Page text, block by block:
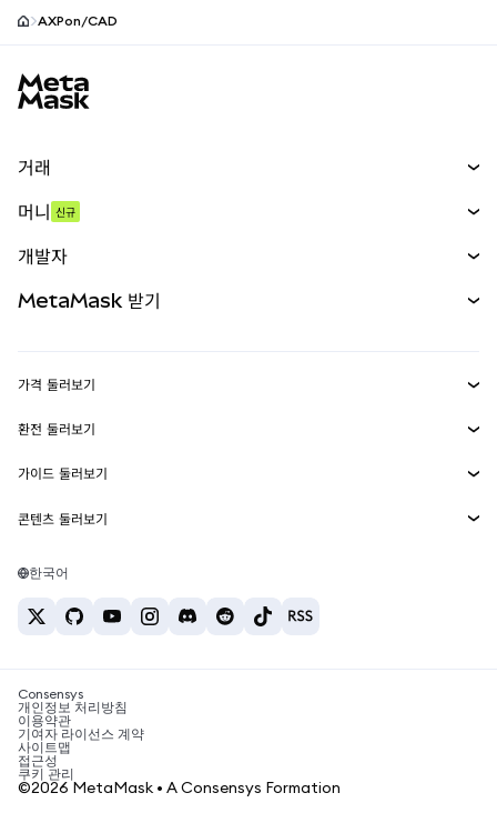
AXPon/CAD
거래
무기한 선물
실물자산
머니 신규
개발자
MetaMask Connect
Snaps
웹3 서비스
MetaMask 받기
보안
고객 지원
채용
가격 둘러보기
이더리움 가격
솔라나 가격
테더 가격
환전 둘러보기
ETH를 USD로 환전
USDT를 INR로 환전
BTC를 INR로 환전
ETH를 USDT로 환전
가이드 둘러보기
ETH 매수
USDT 매수
SHIB 매수
BNB 매수
콘텐츠 둘러보기
솔라나 지갑
암호화폐 세금 뉴스
암호화폐 매수 방법
비트코인 매도 방법
한국어
Consensys
개인정보 처리방침
이용약관
기여자 라이선스 계약
사이트맵
접근성
쿠키 관리
©2026 MetaMask • A Consensys Formation